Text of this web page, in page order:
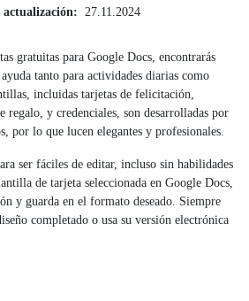
27.11.2024
gratuitas para Google Docs, encontrarás
tanto para actividades diarias como
incluidas tarjetas de felicitación,
regalo, y credenciales, son desarrolladas por
por lo que lucen elegantes y profesionales.
ser fáciles de editar, incluso sin habilidades
de tarjeta seleccionada en Google Docs,
y guarda en el formato deseado. Siempre
completado o usa su versión electrónica